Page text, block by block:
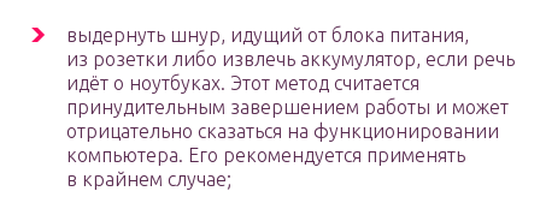
выдернуть шнур, идущий от блока питания,
из розетки либо извлечь аккумулятор, если речь
идёт о ноутбуках. Этот метод считается
принудительным завершением работы и может
отрицательно сказаться на функционировании
компьютера. Его рекомендуется применять
в крайнем случае;